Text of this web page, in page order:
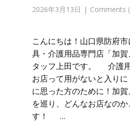
2026年3月13日 Comments
こんにちは！山口県防府
具・介護用品専門店「加
タッフ上田です。 介護
お店って用がないと入り
に思った方のために！加
を巡り、どんなお店なの
す！ …